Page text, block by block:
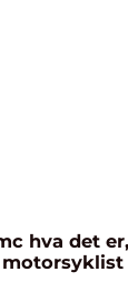
deg til